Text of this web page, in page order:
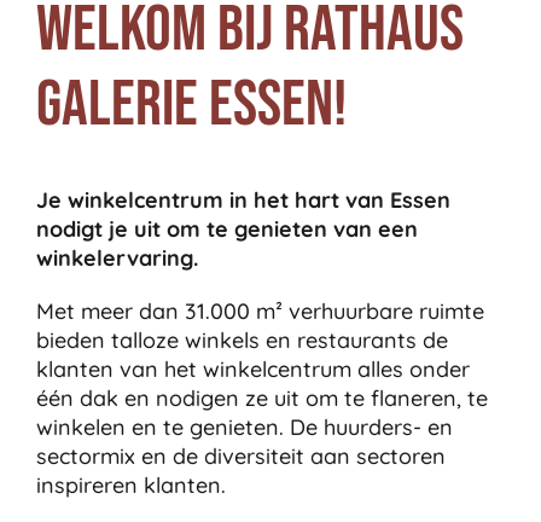
Welkom bij Rathaus
Galerie Essen!
Je winkelcentrum in het hart van Essen
nodigt je uit om te genieten van een
winkelervaring.
Met meer dan 31.000 m² verhuurbare ruimte
bieden talloze winkels en restaurants de
klanten van het winkelcentrum alles onder
één dak en nodigen ze uit om te flaneren, te
winkelen en te genieten. De huurders- en
sectormix en de diversiteit aan sectoren
inspireren klanten.